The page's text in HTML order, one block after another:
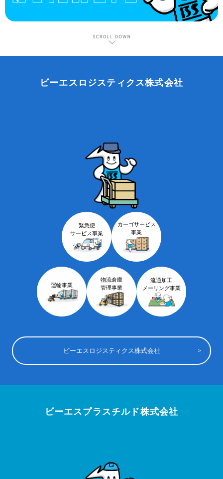
ビーエスロジスティクス株式会社
緊急便
サービス事業
カーゴサービス
事業
運輸事業
物流倉庫
管理事業
流通加工
メーリング事業
ビーエスロジスティクス株式会社
ビーエスプラスチルド株式会社